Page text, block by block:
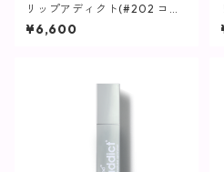
リップアディクト(#202 コー
ラリスタ) / 7ml【唇用美容
液】
¥6,600